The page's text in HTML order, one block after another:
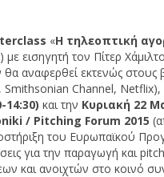
«Η τηλεοπτική
εισηγητή τον Πίτερ
αναφερθεί εκτενώς στους
Channel, Netflix),
14:30) και την Κυριακή 22
/ Pitching Forum 2015
του Ευρωπαϊκού
για την παραγωγή και
και ανοιχτών στο κοινό